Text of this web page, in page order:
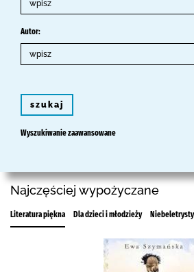
Autor:
szukaj
Wyszukiwanie zaawansowane
Najczęściej wypożyczane
Literatura piękna Dla dzieci i młodzieży